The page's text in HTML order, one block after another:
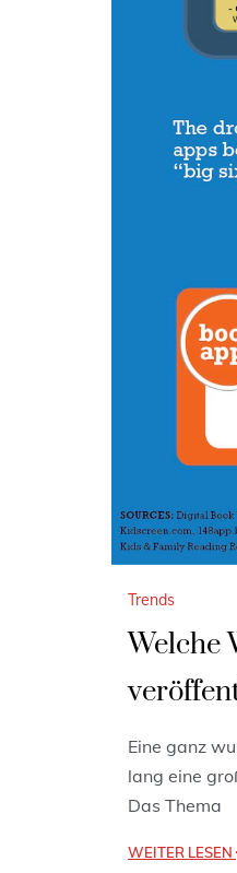
Trends
Welche
Eine ganz
lang eine
Das Thema
WEITER LESEN